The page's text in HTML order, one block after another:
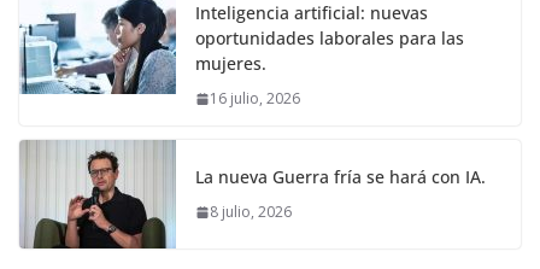
Inteligencia artificial: nuevas
oportunidades laborales para las
mujeres.
16 julio, 2026
La nueva Guerra fría se hará con IA.
8 julio, 2026